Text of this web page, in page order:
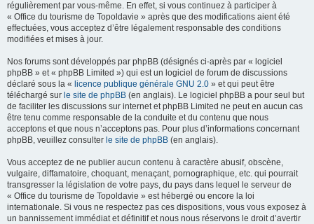
régulièrement par vous-même. En effet, si vous continuez à participer à
« Office du tourisme de Topoldavie » après que des modifications aient été
effectuées, vous acceptez d’être légalement responsable des conditions
modifiées et mises à jour.
Nos forums sont développés par phpBB (désignés ci-après par « logiciel
phpBB » et « phpBB Limited ») qui est un logiciel de forum de discussions
déclaré sous la « licence publique générale GNU 2.0 » et qui peut être
téléchargé sur le site de phpBB (en anglais). Le logiciel phpBB a pour seul but
de faciliter les discussions sur internet et phpBB Limited ne peut en aucun cas
être tenu comme responsable de la conduite et du contenu que nous
acceptons et que nous n’acceptons pas. Pour plus d’informations concernant
phpBB, veuillez consulter le site de phpBB (en anglais).
Vous acceptez de ne publier aucun contenu à caractère abusif, obscène,
vulgaire, diffamatoire, choquant, menaçant, pornographique, etc. qui pourrait
transgresser la législation de votre pays, du pays dans lequel le serveur de
« Office du tourisme de Topoldavie » est hébergé ou encore la loi
internationale. Si vous ne respectez pas ces dispositions, vous vous exposez à
un bannissement immédiat et définitif et nous nous réservons le droit d’avertir